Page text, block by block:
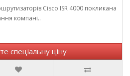
Cisco ISR 4000 покликана
компані..
спеціальну ціну